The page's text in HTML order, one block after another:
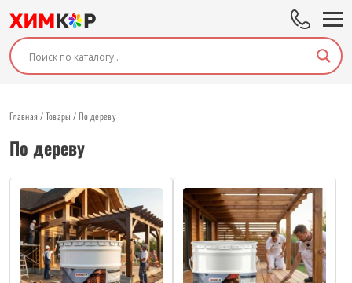
Главная /Товары /По дереву
По дереву